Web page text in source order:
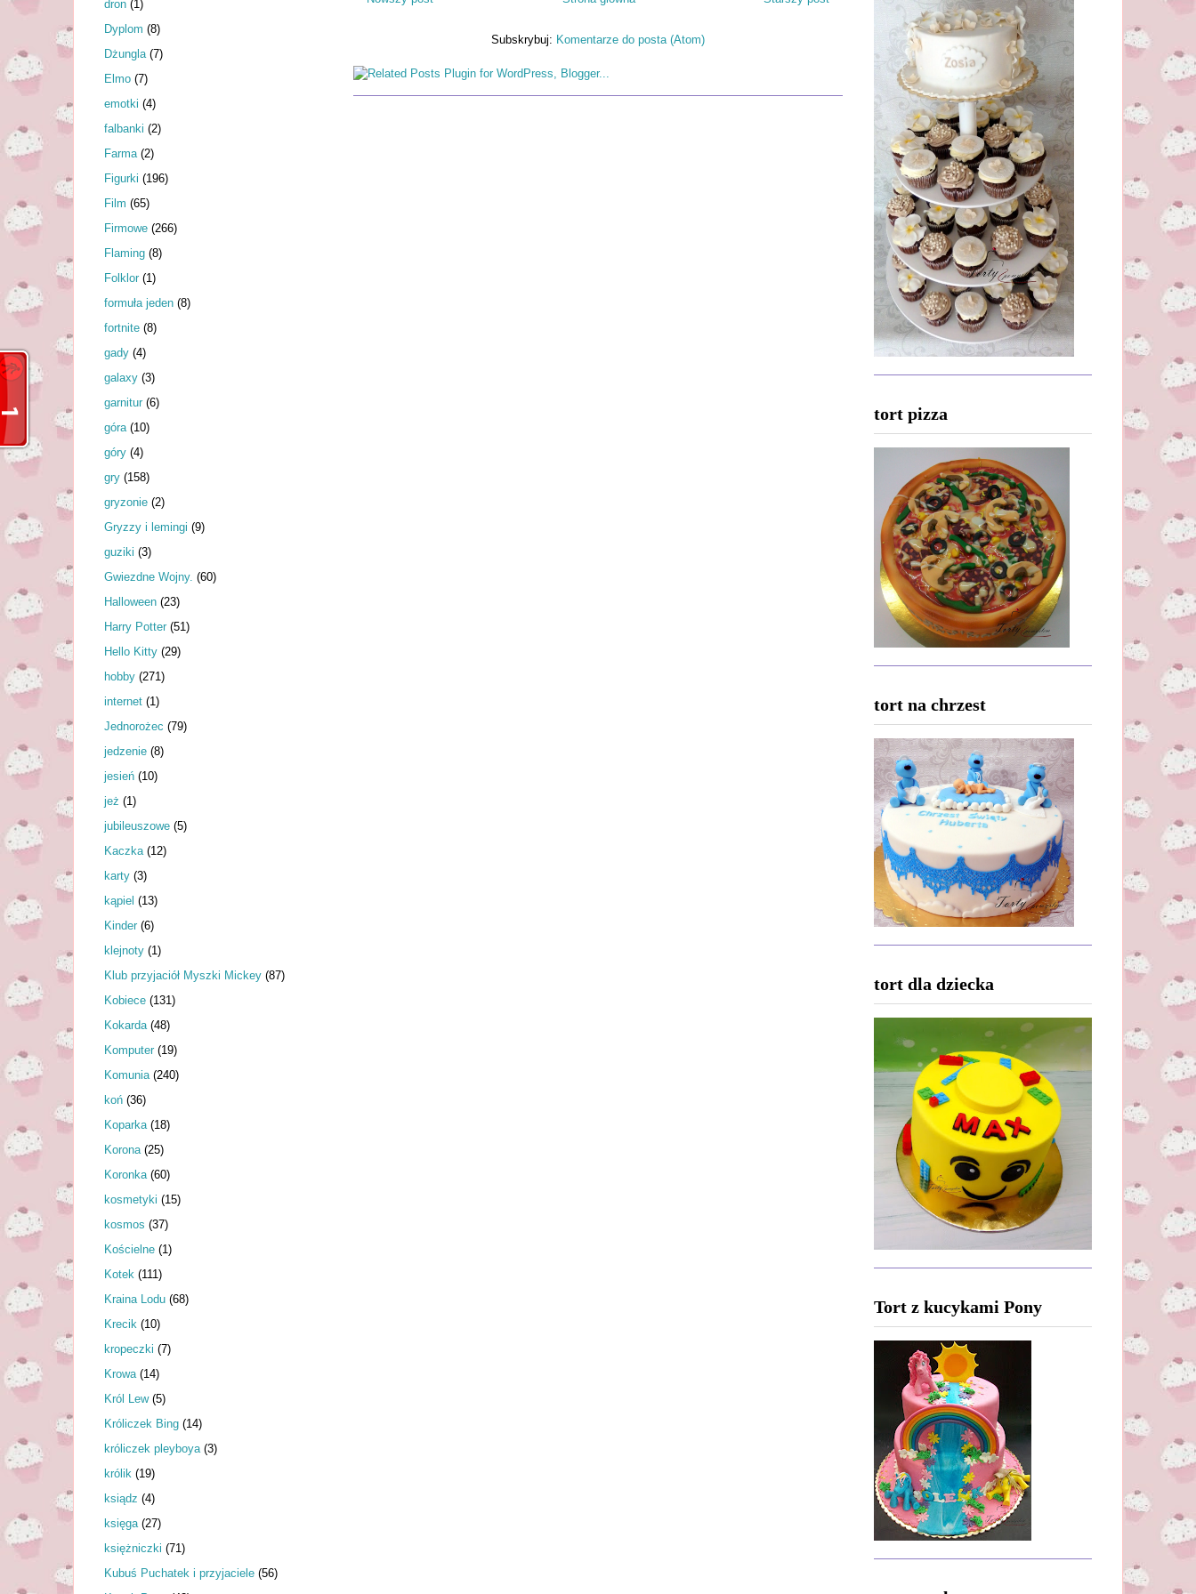
Subskrybuj: Komentarze do posta (Atom)
dron (1)
Dyplom (8)
Dżungla (7)
Elmo (7)
emotki (4)
falbanki (2)
Farma (2)
Figurki (196)
Film (65)
Firmowe (266)
Flaming (8)
Folklor (1)
formuła jeden (8)
fortnite (8)
gady (4)
galaxy (3)
garnitur (6)
góra (10)
góry (4)
gry (158)
gryzonie (2)
Gryzzy i lemingi (9)
guziki (3)
Gwiezdne Wojny. (60)
Halloween (23)
Harry Potter (51)
Hello Kitty (29)
hobby (271)
internet (1)
Jednorożec (79)
jedzenie (8)
jesień (10)
jeż (1)
jubileuszowe (5)
Kaczka (12)
karty (3)
kąpiel (13)
Kinder (6)
klejnoty (1)
Klub przyjaciół Myszki Mickey (87)
Kobiece (131)
Kokarda (48)
Komputer (19)
Komunia (240)
koń (36)
Koparka (18)
Korona (25)
Koronka (60)
kosmetyki (15)
kosmos (37)
Kościelne (1)
Kotek (111)
Kraina Lodu (68)
Krecik (10)
kropeczki (7)
Krowa (14)
Król Lew (5)
Króliczek Bing (14)
króliczek pleyboya (3)
królik (19)
ksiądz (4)
księga (27)
księżniczki (71)
Kubuś Puchatek i przyjaciele (56)
tort pizza
tort na chrzest
tort dla dziecka
Tort z kucykami Pony